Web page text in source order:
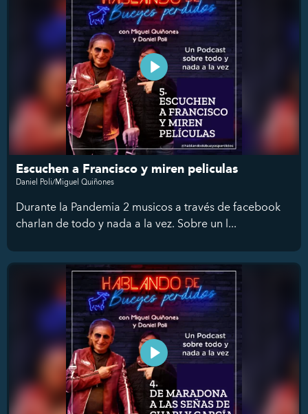
Escuchen a Francisco y miren peliculas
Daniel Poli/Miguel Quiñones
Durante la Pandemia 2 musicos a través de facebook
charlan de todo y nada a la vez. Sobre un l...